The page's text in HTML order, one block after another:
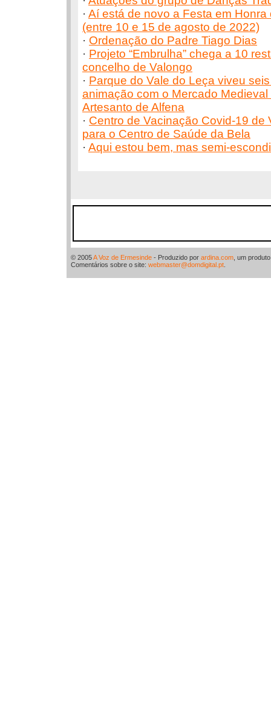
· Aí está de novo a Festa em Honra
(entre 10 e 15 de agosto de 2022)
· Ordenação do Padre Tiago Dias
· Projeto “Embrulha” chega a 10
concelho de Valongo
· Parque do Vale do Leça viveu
animação com o Mercado
Artesanto de Alfena
· Centro de Vacinação Covid-19 de
para o Centro de Saúde da Bela
· Aqui estou bem, mas semi-
© 2005A Voz de Ermesinde - Produzido por ardina.com , um
Comentários sobre o site: webmaster@domdigital.pt